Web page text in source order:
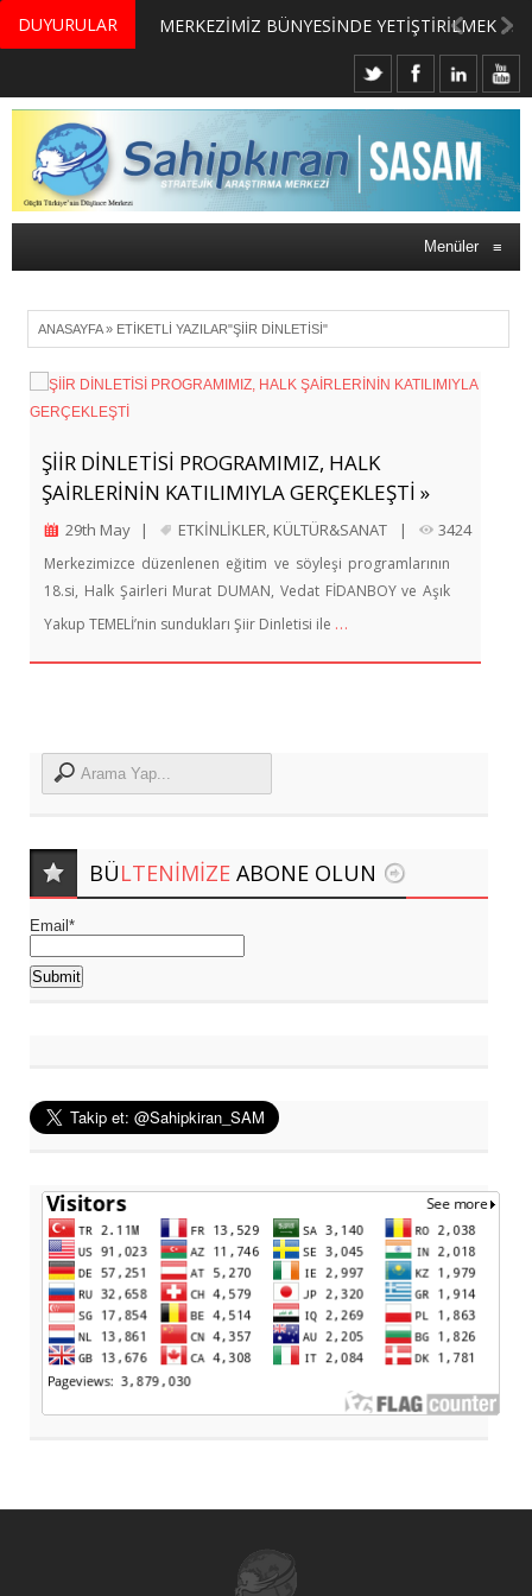
DUYURULAR MERKEZİMİZ BÜNYESİNDE YETİŞTİRİLMEK ÜZERE GÖNÜLLÜ ÜLKE MASASI UZMANI VE UZMAN ADAYLARI ARIYORUZ
Menüler ≡
ANASAYFA» ETIKETLI YAZILAR"ŞIIR DINLETISI"
ŞİİR DİNLETİSİ PROGRAMIMIZ, HALK
ŞAİRLERİNİN KATILIMIYLA GERÇEKLEŞTİ »
29th May | ETKİNLİKLER KÜLTÜR&SANAT | 3424
Merkezimizce düzenlenen eğitim ve söyleşi programlarının
18.si, Halk Şairleri Murat DUMAN, Vedat FİDANBOY ve Aşık
Yakup TEMELİ’nin sundukları Şiir Dinletisi ile …
BÜLTENIMIZE ABONE OLUN
Email*